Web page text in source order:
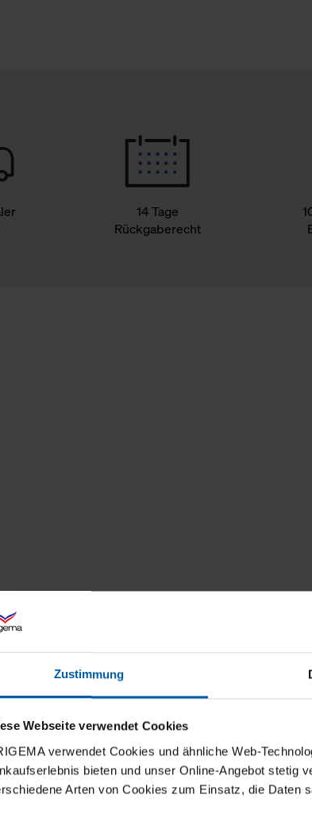
Zustimmung
Webseite verwendet Cookies
verwendet Cookies und ähnliche Web-
bieten und unser Online-Angebot stetig
Arten von Cookies zum Einsatz, die Daten
14 Tage
Rückgaberecht